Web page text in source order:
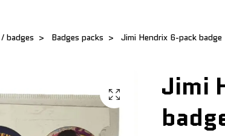
badges Badges packs Jimi Hendrix 6-pack badge
Jimi